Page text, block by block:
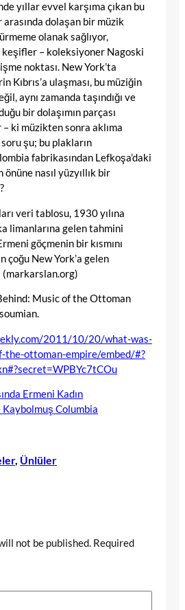
yıllar evvel karşıma çıkan bu
dolaşan bir müzik
olanak sağlıyor,
keşifler – koleksiyoner Nagoski
noktası. New York’ta
Kıbrıs’a ulaşması, bu müziğin
aynı zamanda taşındığı ve
bir dolaşımın parçası
ki müzikten sonra aklıma
şu; bu plakların
fabrikasından Lefkoşa’daki
önüne nasıl yüzyıllık bir
veri tablosu, 1930 yılına
limanlarına gelen tahmini
göçmenin bir kısmını
çoğu New York’a gelen
(markarslan.org)
Music of the Ottoman
2011/10/20/what-was-
the-ottoman-empire/embed/#?
Ermeni Kadın
Columbia
, Ünlüler
not be published. Required